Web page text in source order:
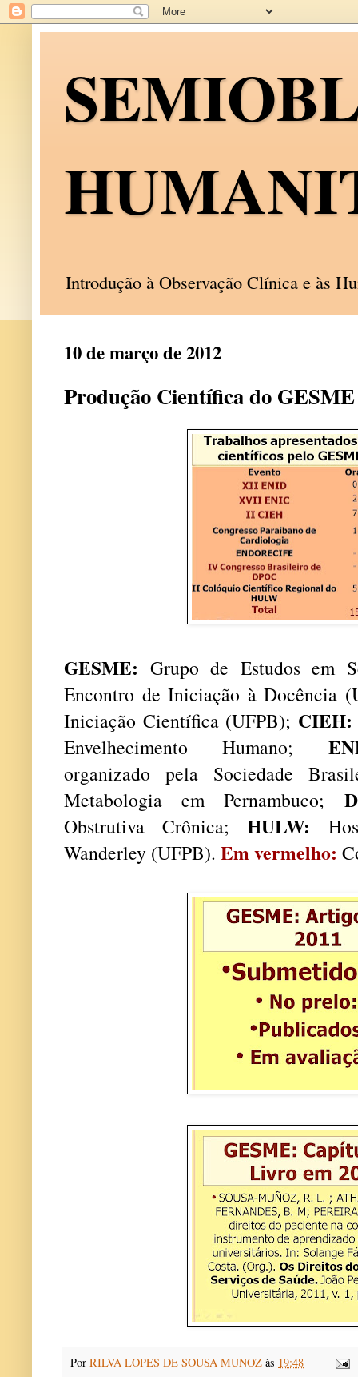
Introdução à Observação Clínica e às
10 de março de 2012
Produção Científica do GESME
GESME: Grupo de Estudos em
Encontro de Iniciação à Docência
Iniciação Científica (UFPB); CIEH:
Envelhecimento Humano;
organizado pela Sociedade
Metabologia em Pernambuco;
Obstrutiva Crônica;HULW:
Wanderley (UFPB). Em vermelho:
Por RILVA LOPES DE SOUSA MUNOZ às 19:48